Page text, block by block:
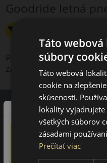
Goodride letná
Produkty vyhovujúce
zahrnuté v našej ponuke
Táto
súbory
Táto webová
cookie na
skúsenosti.
lokality vyjadrujete
všetkých súborov
zásadami
Prečítať viac